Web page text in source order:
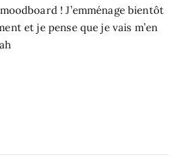
! J’emménage bientôt
et je pense que je vais m’en